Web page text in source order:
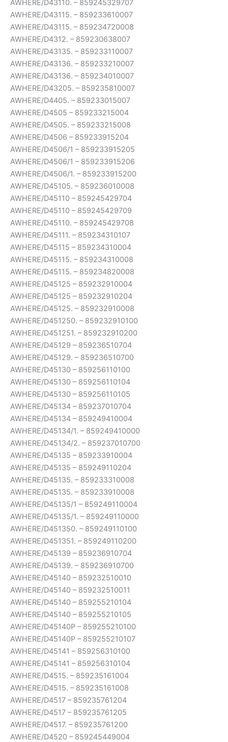
AWHERE/D43110. – 859245329707
AWHERE/D43115. – 859233610007
AWHERE/D43115. – 859234720008
AWHERE/D4312. – 859230638007
AWHERE/D43135. – 859233110007
AWHERE/D43136. – 859233210007
AWHERE/D43136. – 859234010007
AWHERE/D43205. – 859235810007
AWHERE/D4405. – 859233015007
AWHERE/D4505 – 859233215004
AWHERE/D4505. – 859233215008
AWHERE/D4506 – 859233915204
AWHERE/D4506/1 – 859233915205
AWHERE/D4506/1 – 859233915206
AWHERE/D4506/1. – 859233915200
AWHERE/D45105. – 859236010008
AWHERE/D45110 – 859245429704
AWHERE/D45110 – 859245429709
AWHERE/D45110. – 859245429708
AWHERE/D45111. – 859234310107
AWHERE/D45115 – 859234310004
AWHERE/D45115. – 859234310008
AWHERE/D45115. – 859234820008
AWHERE/D45125 – 859232910004
AWHERE/D45125 – 859232910204
AWHERE/D45125. – 859232910008
AWHERE/D451250. – 859232910100
AWHERE/D451251. – 859232910200
AWHERE/D45129 – 859236510704
AWHERE/D45129. – 859236510700
AWHERE/D45130 – 859256110100
AWHERE/D45130 – 859256110104
AWHERE/D45130 – 859256110105
AWHERE/D45134 – 859237010704
AWHERE/D45134 – 859249410004
AWHERE/D45134/1. – 859249410000
AWHERE/D45134/2. – 859237010700
AWHERE/D45135 – 859233910004
AWHERE/D45135 – 859249110204
AWHERE/D45135. – 859233310008
AWHERE/D45135. – 859233910008
AWHERE/D45135/1 – 859249110004
AWHERE/D45135/1. – 859249110000
AWHERE/D451350. – 859249110100
AWHERE/D451351. – 859249110200
AWHERE/D45139 – 859236910704
AWHERE/D45139. – 859236910700
AWHERE/D45140 – 859232510010
AWHERE/D45140 – 859232510011
AWHERE/D45140 – 859255210104
AWHERE/D45140 – 859255210105
AWHERE/D45140P – 859255210100
AWHERE/D45140P – 859255210107
AWHERE/D45141 – 859256310100
AWHERE/D45141 – 859256310104
AWHERE/D4515. – 859235161004
AWHERE/D4515. – 859235161008
AWHERE/D4517 – 859235761204
AWHERE/D4517 – 859235761205
AWHERE/D4517. – 859235761200
AWHERE/D4520 – 859245449004